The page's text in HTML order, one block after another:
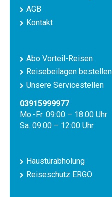
AGB
Kontakt
Abo Vorteil-Reisen
Reisebeilagen bestellen
Unsere Servicestellen
03915999977
Mo.-Fr. 09:00 – 18:00 Uhr
Sa. 09:00 – 12:00 Uhr
Haustürabholung
Reiseschutz ERGO